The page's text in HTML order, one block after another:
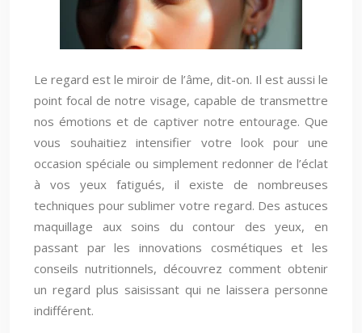
Le regard est le miroir de l’âme, dit-on. Il est aussi le
point focal de notre visage, capable de transmettre
nos émotions et de captiver notre entourage. Que
vous souhaitiez intensifier votre look pour une
occasion spéciale ou simplement redonner de l’éclat
à vos yeux fatigués, il existe de nombreuses
techniques pour sublimer votre regard. Des astuces
maquillage aux soins du contour des yeux, en
passant par les innovations cosmétiques et les
conseils nutritionnels, découvrez comment obtenir
un regard plus saisissant qui ne laissera personne
indifférent.